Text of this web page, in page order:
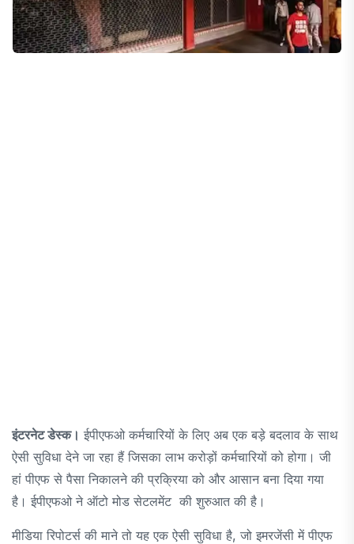
इंटरनेट डेस्क। ईपीएफओ कर्मचारियों के लिए अब एक बड़े बदलाव के साथ
ऐसी सुविधा देने जा रहा हैं जिसका लाभ करोड़ों कर्मचारियों को होगा। जी
हां पीएफ से पैसा निकालने की प्रक्रिया को और आसान बना दिया गया
है। ईपीएफओ ने ऑटो मोड सेटलमेंट की शुरुआत की है।
मीडिया रिपोटर्स की माने तो यह एक ऐसी सुविधा है, जो इमरजेंसी में पीएफ